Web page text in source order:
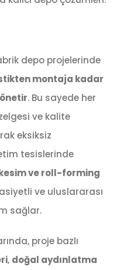
depo projelerinde
montaja kadar
. Bu sayede her
ve kalite
eksiksiz
tesislerinde
ve roll-forming
ve uluslararası
sağlar.
proje bazlı
, doğal aydınlatma